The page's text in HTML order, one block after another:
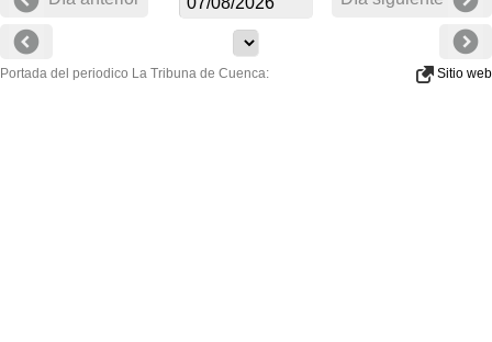
Portada del periodico La Tribuna de Cuenca: Sitio web